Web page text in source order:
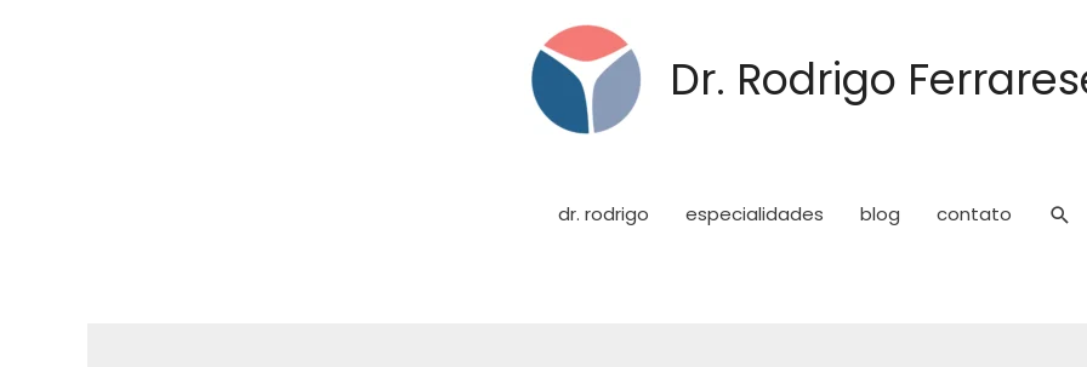
Dr. Rodrigo
dr. rodrigo especialidades blog contato